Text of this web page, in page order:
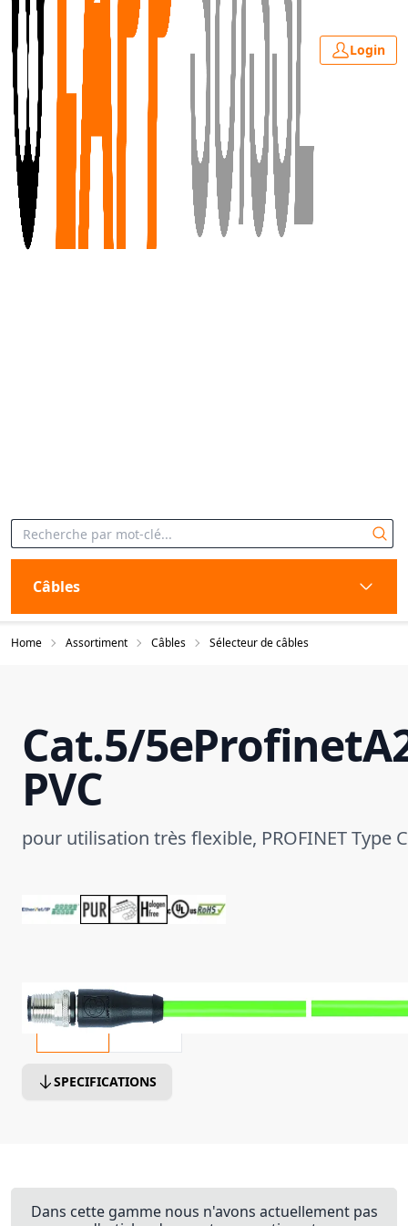
Login
Câbles
Home Assortiment Câbles Sélecteur de câbles
Cat.5/
PVC
pour utilisation très flexible, PROFINET Type C
SPECIFICATIONS
Dans cette gamme nous n'avons actuellement pas